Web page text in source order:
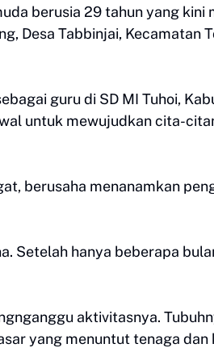
berusia 29 tahun yang kini
Desa Tabbinjai, Kecamatan
guru di SD MI Tuhoi,
untuk mewujudkan cita-
berusaha menanamkan
Setelah hanya beberapa
aktivitasnya.
yang menuntut tenaga dan